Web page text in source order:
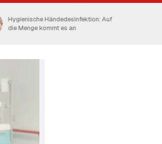
Schweizer Spitäler mit 2,4
Desinfektionsmittelspendern pro Bett